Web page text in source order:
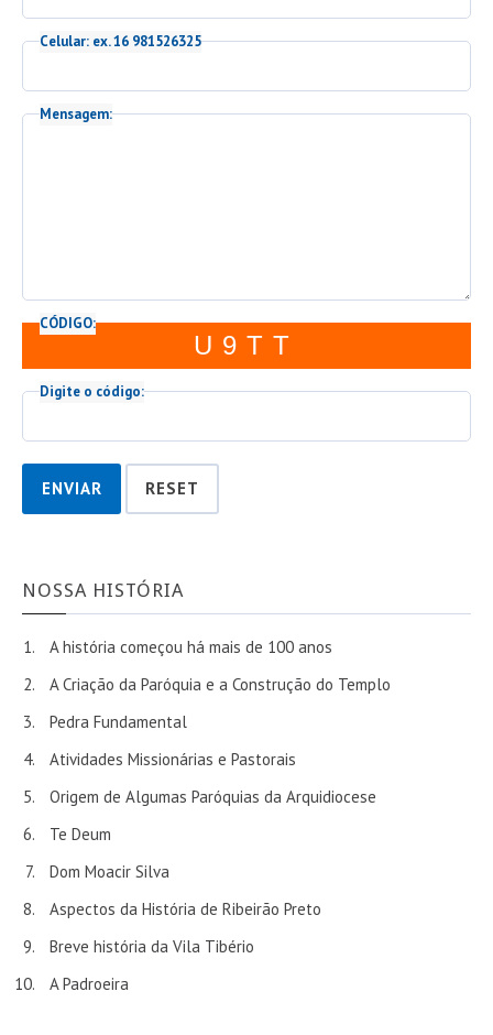
Celular: ex. 16 981526325
Mensagem:
CÓDIGO:
U9TT
Digite o código:
ENVIAR RESET
NOSSA HISTÓRIA
A história começou há mais de 100 anos
A Criação da Paróquia e a Construção do Templo
Pedra Fundamental
Atividades Missionárias e Pastorais
Origem de Algumas Paróquias da Arquidiocese
Te Deum
Dom Moacir Silva
Aspectos da História de Ribeirão Preto
Breve história da Vila Tibério
A Padroeira